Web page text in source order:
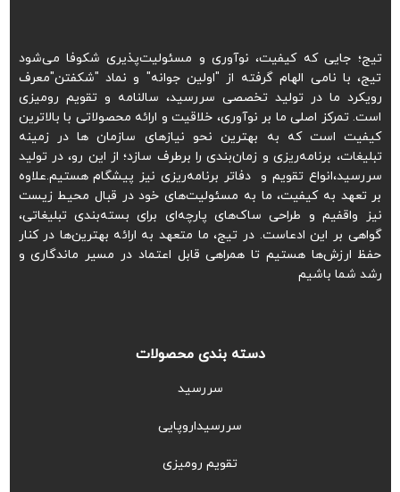
تیج؛ جایی که کیفیت، نوآوری و مسئولیت‌پذیری شکوفا می‌شود
تیج، با نامی الهام گرفته از "اولین جوانه" و نماد "شکفتن"معرف
رویکرد ما در تولید تخصصی سررسید، سالنامه و تقویم رومیزی
است. تمرکز اصلی ما بر نوآوری، خلاقیت و ارائه محصولاتی با بالاترین
کیفیت است که به بهترین نحو نیازهای سازمان ها در زمینه
تبلیغات، برنامه‌ریزی و زمان‌بندی را برطرف سازد؛ از این رو، در تولید
سررسید،انواع تقویم و دفاتر برنامه‌ریزی نیز پیشگام هستیم.علاوه
بر تعهد به کیفیت، ما به مسئولیت‌های خود در قبال محیط زیست
نیز واقفیم و طراحی ساک‌های پارچه‌ای برای بسته‌بندی تبلیغاتی،
گواهی بر این ادعاست. در تیج، ما متعهد به ارائه بهترین‌ها در کنار
حفظ ارزش‌ها هستیم تا همراهی قابل اعتماد در مسیر ماندگاری و
رشد شما باشیم
دسته بندی محصولات
سررسید
سررسیداروپایی
تقویم رومیزی